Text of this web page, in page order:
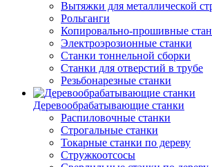
Вытяжки для металлической
Рольганги
Копировально-прошивные
Электроэрозионные станки
Станки тоннельной сборки
Станки для отверстий в трубе
Резьбонарезные станки
Деревообрабатывающие станки
Распиловочные станки
Строгальные станки
Токарные станки по дереву
Стружкоотсосы